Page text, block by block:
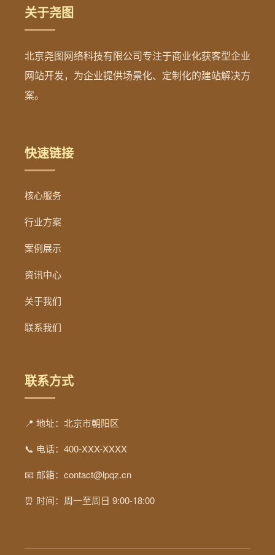
关于尧图
北京尧图网络科技有限公司专注于商业化获客型企业
网站开发，为企业提供场景化、定制化的建站解决方
案。
快速链接
核心服务
行业方案
案例展示
资讯中心
关于我们
联系我们
联系方式
📍 地址：北京市朝阳区
📞 电话：400-XXX-XXXX
📧 邮箱：contact@lpqz.cn
⏰ 时间：周一至周日 9:00-18:00